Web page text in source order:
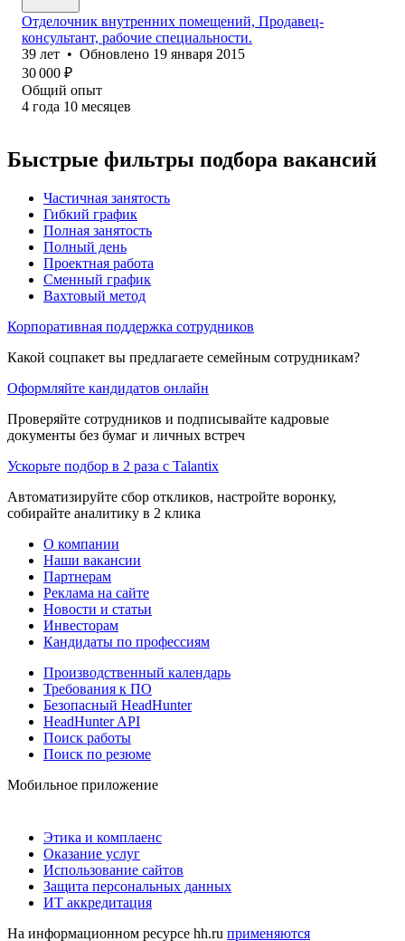
Отделочник внутренних помещений, Продавец-
консультант, рабочие специальности.
39 лет • Обновлено 19 января 2015
30 000 ₽
Общий опыт
4 года 10 месяцев
Быстрые фильтры подбора вакансий
Частичная занятость
Гибкий график
Полная занятость
Полный день
Проектная работа
Сменный график
Вахтовый метод
Корпоративная поддержка сотрудников
Какой соцпакет вы предлагаете семейным сотрудникам?
Оформляйте кандидатов онлайн
Проверяйте сотрудников и подписывайте кадровые
документы без бумаг и личных встреч
Ускорьте подбор в 2 раза с Talantix
Автоматизируйте сбор откликов, настройте воронку,
собирайте аналитику в 2 клика
О компании
Наши вакансии
Партнерам
Реклама на сайте
Новости и статьи
Инвесторам
Кандидаты по профессиям
Производственный календарь
Требования к ПО
Безопасный HeadHunter
HeadHunter API
Поиск работы
Поиск по резюме
Мобильное приложение
Этика и комплаенс
Оказание услуг
Использование сайтов
Защита персональных данных
ИТ аккредитация
На информационном ресурсе hh.ru применяются